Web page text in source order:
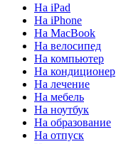
На iPad
На iPhone
На MacBook
На велосипед
На компьютер
На кондиционер
На лечение
На мебель
На ноутбук
На образование
На отпуск